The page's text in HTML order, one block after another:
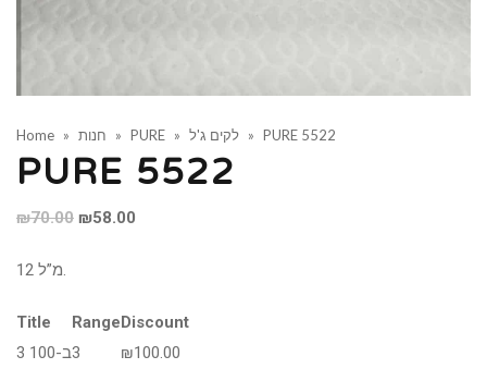
Home » חנות » PURE » לקים ג'ל » PURE 5522
PURE 5522
₪70.00 Original
₪58.00
12 מ”ל.
Title Range Discount
3 ב-1003 ₪100.00